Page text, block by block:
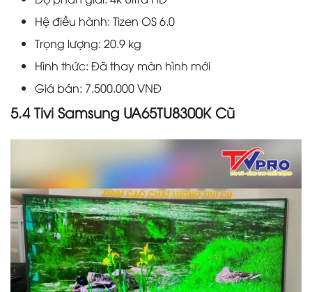
Hệ điều hành: Tizen OS 6.0
Trọng lượng: 20.9 kg
Hình thức: Đã thay màn hình mới
Giá bán: 7.500.000 VNĐ
5.4 Tivi Samsung UA65TU8300K Cũ